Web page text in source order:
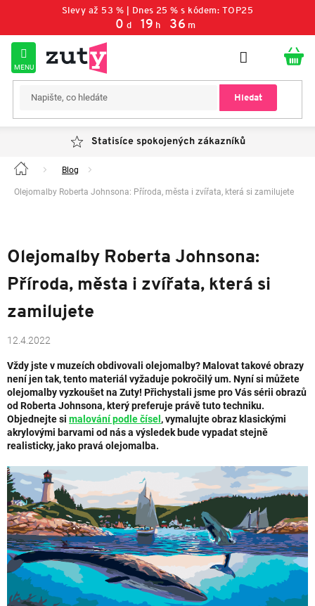
Slevy až 53 % | Dnes 25 % s kódem: TOP25
0 d 19 h 36 m
Hledat
Statisíce spokojených zákazníků
Domů Blog
Olejomalby Roberta Johnsona: Příroda, města i zvířata, která si zamilujete
Olejomalby Roberta Johnsona:
Příroda, města i zvířata, která si
zamilujete
12.4.2022
Vždy jste v muzeích obdivovali olejomalby? Malovat takové obrazy
není jen tak, tento materiál vyžaduje pokročilý um. Nyní si můžete
olejomalby vyzkoušet na Zuty! Přichystali jsme pro Vás sérii obrazů
od Roberta Johnsona, který preferuje právě tuto techniku.
Objednejte si malování podle čísel , vymalujte obraz klasickými
akrylovými barvami od nás a výsledek bude vypadat stejně
realisticky, jako pravá olejomalba.